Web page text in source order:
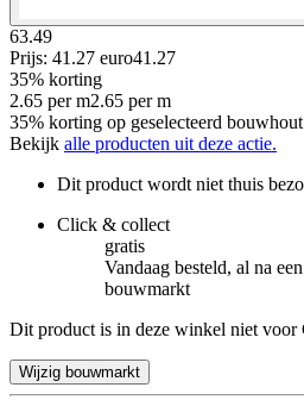
63.49
Prijs: 41.27 euro41 .27
35% korting
2.65 per m2.65 per m
35% korting op geselecteerd bouwhout
Bekijk alle producten uit deze actie.
Dit product wordt niet thuis
Click & collect
gratis
Vandaag besteld, al na
bouwmarkt
Dit product is in deze winkel niet
Wijzig bouwmarkt